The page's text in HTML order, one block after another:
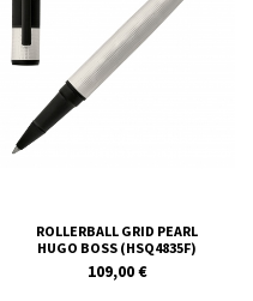
ROLLERBALL GRID PEARL
HUGO BOSS (HSQ4835F)
109,00 €